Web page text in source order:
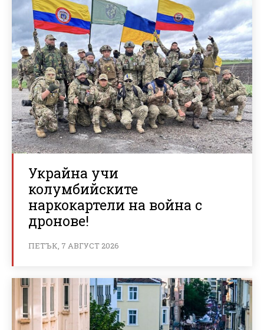
Украйна учи
колумбийските
наркокартели на война с
дронове!
ПЕТЪК, 7 АВГУСТ 2026